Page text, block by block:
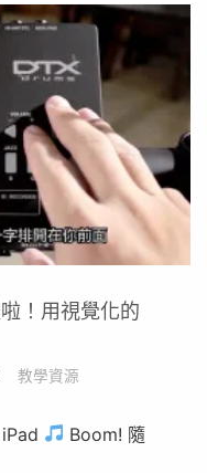
！用視覺化的
教學資源
Boom! 隨